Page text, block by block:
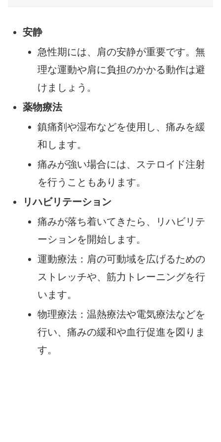
安静
急性期には、肩の安静が重要です。無
理な運動や肩に負担のかかる動作は避
けましょう。
薬物療法
鎮痛剤や湿布などを使用し、痛みを緩
和します。
痛みが強い場合には、ステロイド注射
を行うこともあります。
リハビリテーション
痛みが落ち着いてきたら、リハビリテ
ーションを開始します。
運動療法：肩の可動域を広げるための
ストレッチや、筋力トレーニングを行
います。
物理療法：温熱療法や電気療法などを
行い、痛みの緩和や血行促進を図りま
す。